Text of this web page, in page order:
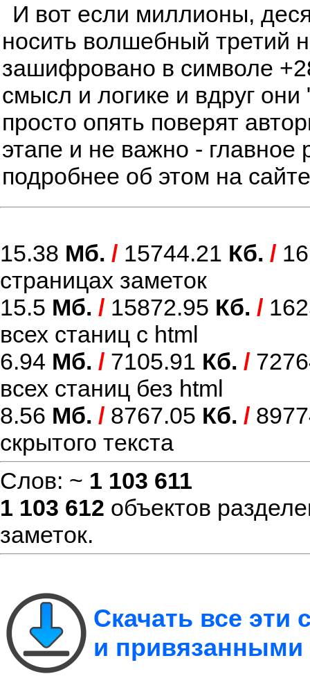
И вот если миллионы,
носить волшебный третий
зашифровано в символе
смысл и логике и вдруг
просто опять поверят
этапе и не важно - главное
подробнее об этом на
15.38 Мб. / 15744.21 Кб. /
страницах заметок
15.5 Мб. / 15872.95 Кб. /
всех станиц с html
6.94 Мб. / 7105.91 Кб. /
всех станиц без html
8.56 Мб. / 8767.05 Кб. /
скрытого текста
Слов: ~ 1 103 611
1 103 612 объектов
заметок.
Скачать все
и